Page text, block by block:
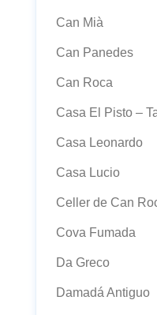
Can Mià
Can Panedes
Can Roca
Casa El Pisto –
Casa Leonardo
Casa Lucio
Celler de Can
Cova Fumada
Da Greco
Damadá Antiguo